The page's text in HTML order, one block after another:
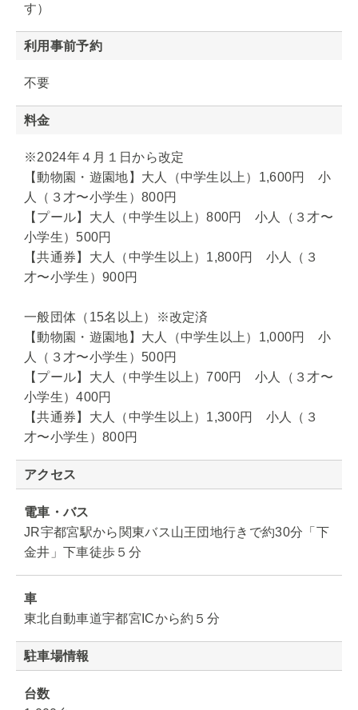
す）
利用事前予約
不要
料金
※2024年４月１日から改定
【動物園・遊園地】大人（中学生以上）1,600円 小
人（３才〜小学生）800円
【プール】大人（中学生以上）800円 小人（３才〜
小学生）500円
【共通券】大人（中学生以上）1,800円 小人（３
才〜小学生）900円
一般団体（15名以上）※改定済
【動物園・遊園地】大人（中学生以上）1,000円 小
人（３才〜小学生）500円
【プール】大人（中学生以上）700円 小人（３才〜
小学生）400円
【共通券】大人（中学生以上）1,300円 小人（３
才〜小学生）800円
アクセス
電車・バス
JR宇都宮駅から関東バス山王団地行きで約30分「下
金井」下車徒歩５分
車
東北自動車道宇都宮ICから約５分
駐車場情報
台数